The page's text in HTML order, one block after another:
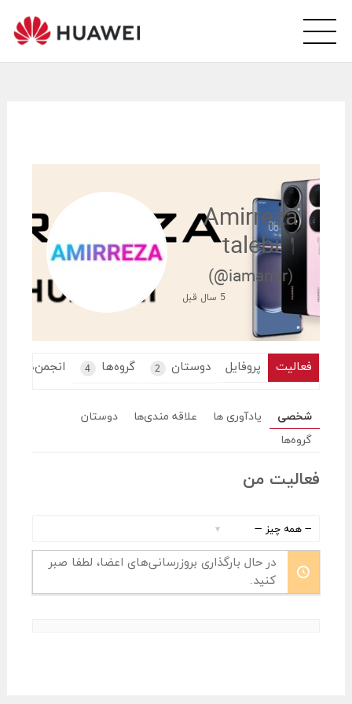
Amirreza
talebi
(@iamamir)
5 سال قبل
فعالیت پروفایل دوستان 2 گروه‌ها 4 انجمن‌ها
شخصی یادآوری ها علاقه مندی‌ها
دوستان
گروه‌ها
فعالیت من
در حال بارگذاری بروزرسانی‌های اعضا، لطفا صبر
کنید.